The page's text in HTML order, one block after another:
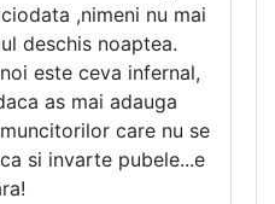
,nimeni nu mai
deschis noaptea.
este ceva infernal,
as mai adauga
care nu se
si invarte pubele...e